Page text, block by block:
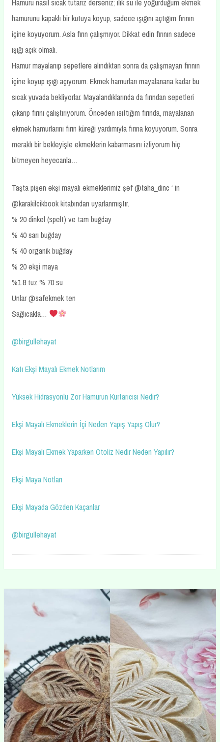
Hamuru nasıl sıcak tutarız derseniz; ılık su ile yoğurduğum ekmek
hamurunu kapaklı bir kutuya koyup, sadece ışığını açtığım fırının
içine koyuyorum. Asla fırın çalışmıyor. Dikkat edin fırının sadece
ışığı açık olmalı.
Hamur mayalanıp sepetlere alındıktan sonra da çalışmayan fırının
içine koyup ışığı açıyorum. Ekmek hamurları mayalanana kadar bu
sıcak yuvada bekliyorlar. Mayalandıklarında da fırından sepetleri
çıkarıp fırını çalıştırıyorum. Önceden ısıttığım fırında, mayalanan
ekmek hamurlarını fırın küreği yardımıyla fırına koyuyorum. Sonra
meraklı bir bekleyişle ekmeklerin kabarmasını izliyorum hiç
bitmeyen heyecanla…
Taşta pişen ekşi mayalı ekmeklerimiz şef @taha_dinc ‘ in
@karakilcikbook kitabından uyarlanmıştır.
% 20 dinkel (spelt) ve tam buğday
% 40 sarı buğday
% 40 organik buğday
% 20 ekşi maya
%1.8 tuz % 70 su
Unlar @safekmek ten
Sağlıcakla…
@birgullehayat
Katı Ekşi Mayalı Ekmek Notlarım
Yüksek Hidrasyonlu Zor Hamurun Kurtarıcısı Nedir?
Ekşi Mayalı Ekmeklerin İçi Neden Yapış Yapış Olur?
Ekşi Mayalı Ekmek Yaparken Otoliz Nedir Neden Yapılır?
Ekşi Maya Notları
Ekşi Mayada Gözden Kaçanlar
@birgullehayat